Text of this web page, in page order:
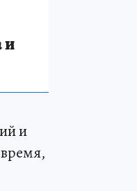
и
и